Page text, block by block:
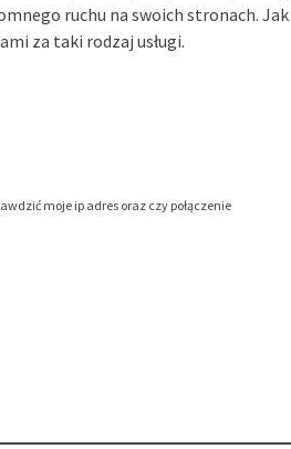
ruchu na swoich stronach. Jak
za taki rodzaj usługi.
moje ip adres oraz czy połączenie